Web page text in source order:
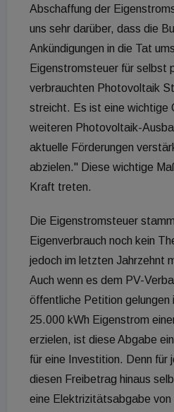
Abschaffung der
uns sehr darüber, dass die
Ankündigungen in die Tat
Eigenstromsteuer für selbst
verbrauchten Photovoltaik
streicht. Es ist eine wichtige
weiteren Photovoltaik-
aktuelle Förderungen
abzielen." Diese wichtige
Kraft treten.
Die Eigenstromsteuer
Eigenverbrauch noch kein
jedoch im letzten Jahrzehnt
Auch wenn es dem PV-
öffentliche Petition gelungen
25.000 kWh Eigenstrom
erzielen, ist diese Abgabe
für eine Investition. Denn für
diesen Freibetrag hinaus
eine Elektrizitätsabgabe von